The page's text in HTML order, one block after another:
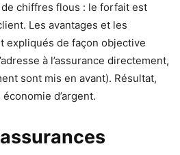
chiffres flous : le forfait est
Les avantages et les
expliqués de façon objective
à l’assurance directement,
sont mis en avant). Résultat,
d’argent.